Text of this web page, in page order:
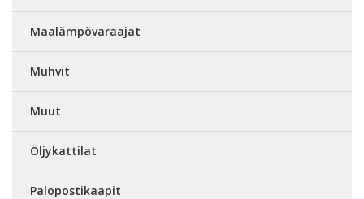
Maalämpövaraajat
Muhvit
Muut
Öljykattilat
Palopostikaapit